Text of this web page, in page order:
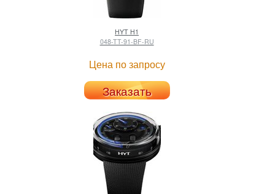
HYT H1
048-TT-91-BF-RU
Цена по запросу
Заказать